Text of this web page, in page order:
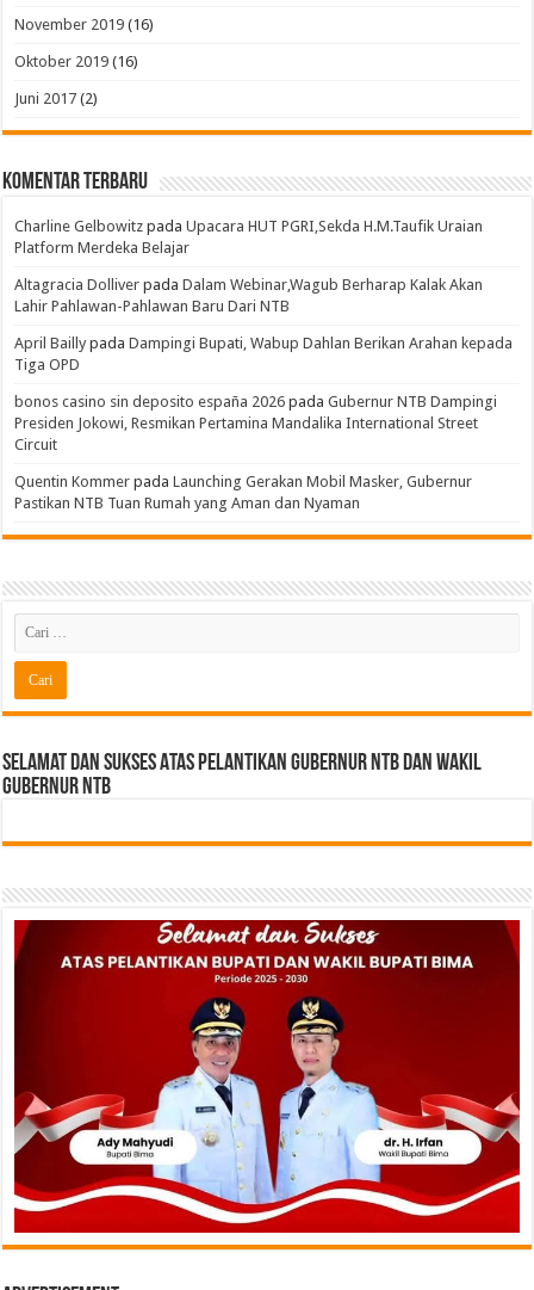
November 2019 (16)
Oktober 2019 (16)
Juni 2017 (2)
Komentar Terbaru
Charline Gelbowitz padaUpacara HUT PGRI,Sekda H.M.Taufik Uraian
Platform Merdeka Belajar
Altagracia Dolliver padaDalam Webinar,Wagub Berharap Kalak Akan
Lahir Pahlawan-Pahlawan Baru Dari NTB
April Bailly padaDampingi Bupati, Wabup Dahlan Berikan Arahan kepada
Tiga OPD
bonos casino sin deposito españa 2026 padaGubernur NTB Dampingi
Presiden Jokowi, Resmikan Pertamina Mandalika International Street
Circuit
Quentin Kommer padaLaunching Gerakan Mobil Masker, Gubernur
Pastikan NTB Tuan Rumah yang Aman dan Nyaman
Selamat dan sukses Atas pelantikan Gubernur NTB Dan Wakil
gubernur NTB